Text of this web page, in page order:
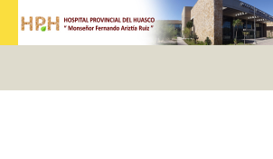
HOSPITAL PROVINCIAL DEL HUASCO